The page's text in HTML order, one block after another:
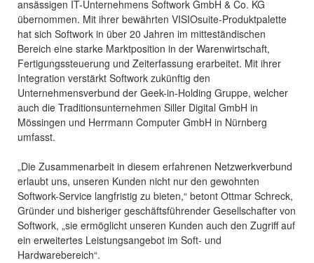
ansässigen IT-Unternehmens Softwork GmbH & Co. KG
übernommen. Mit ihrer bewährten VISIOsuite-Produktpalette
hat sich Softwork in über 20 Jahren im mitteständischen
Bereich eine starke Marktposition in der Warenwirtschaft,
Fertigungssteuerung und Zeiterfassung erarbeitet. Mit ihrer
Integration verstärkt Softwork zukünftig den
Unternehmensverbund der Geek-in-Holding Gruppe, welcher
auch die Traditionsunternehmen Siller Digital GmbH in
Mössingen und Herrmann Computer GmbH in Nürnberg
umfasst.
„Die Zusammenarbeit in diesem erfahrenen Netzwerkverbund
erlaubt uns, unseren Kunden nicht nur den gewohnten
Softwork-Service langfristig zu bieten,“ betont Ottmar Schreck,
Gründer und bisheriger geschäftsführender Gesellschafter von
Softwork, „sie ermöglicht unseren Kunden auch den Zugriff auf
ein erweitertes Leistungsangebot im Soft- und
Hardwarebereich“.